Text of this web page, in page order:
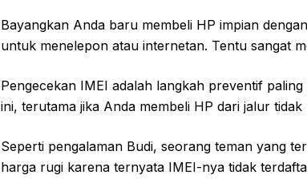
Bayangkan Anda baru membeli HP impian
untuk menelepon atau internetan. Tentu sangat
Pengecekan IMEI adalah langkah preventif
ini, terutama jika Anda membeli HP dari jalur tidak
Seperti pengalaman Budi, seorang teman yang
harga rugi karena ternyata IMEI-nya tidak